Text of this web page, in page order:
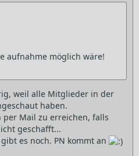
aufnahme möglich wäre!
weil alle Mitglieder in der
haben.
Mail zu erreichen, falls
geschafft...
es noch. PN kommt an